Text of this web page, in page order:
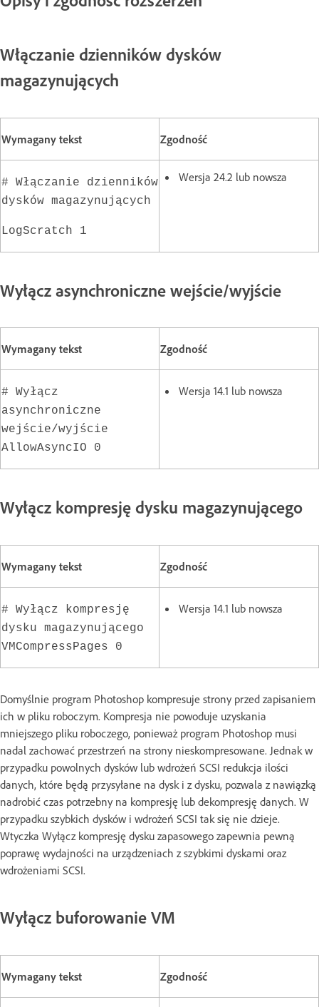
Włączanie dzienników dysków
magazynujących
Wymagany tekst Zgodność
# Włączanie dzienników
dysków magazynujących
LogScratch 1
Wersja 24.2 lub nowsza
Wyłącz asynchroniczne wejście/wyjście
Wymagany tekst Zgodność
# Wyłącz
asynchroniczne
wejście/wyjście
AllowAsyncIO 0
Wersja 14.1 lub nowsza
Wyłącz kompresję dysku magazynującego
Wymagany tekst Zgodność
# Wyłącz kompresję
dysku magazynującego
VMCompressPages 0
Wersja 14.1 lub nowsza
Domyślnie program Photoshop kompresuje strony przed zapisaniem
ich w pliku roboczym. Kompresja nie powoduje uzyskania
mniejszego pliku roboczego, ponieważ program Photoshop musi
nadal zachować przestrzeń na strony nieskompresowane. Jednak w
przypadku powolnych dysków lub wdrożeń SCSI redukcja ilości
danych, które będą przysyłane na dysk i z dysku, pozwala z nawiązką
nadrobić czas potrzebny na kompresję lub dekompresję danych. W
przypadku szybkich dysków i wdrożeń SCSI tak się nie dzieje.
Wtyczka Wyłącz kompresję dysku zapasowego zapewnia pewną
poprawę wydajności na urządzeniach z szybkimi dyskami oraz
wdrożeniami SCSI.
Wyłącz buforowanie VM
Wymagany tekst Zgodność